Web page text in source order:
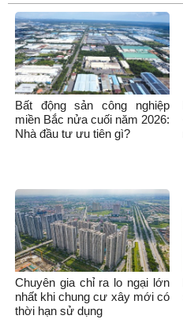
Bất động sản công nghiệp
miền Bắc nửa cuối năm 2026:
Nhà đầu tư ưu tiên gì?
Chuyên gia chỉ ra lo ngại lớn
nhất khi chung cư xây mới có
thời hạn sử dụng